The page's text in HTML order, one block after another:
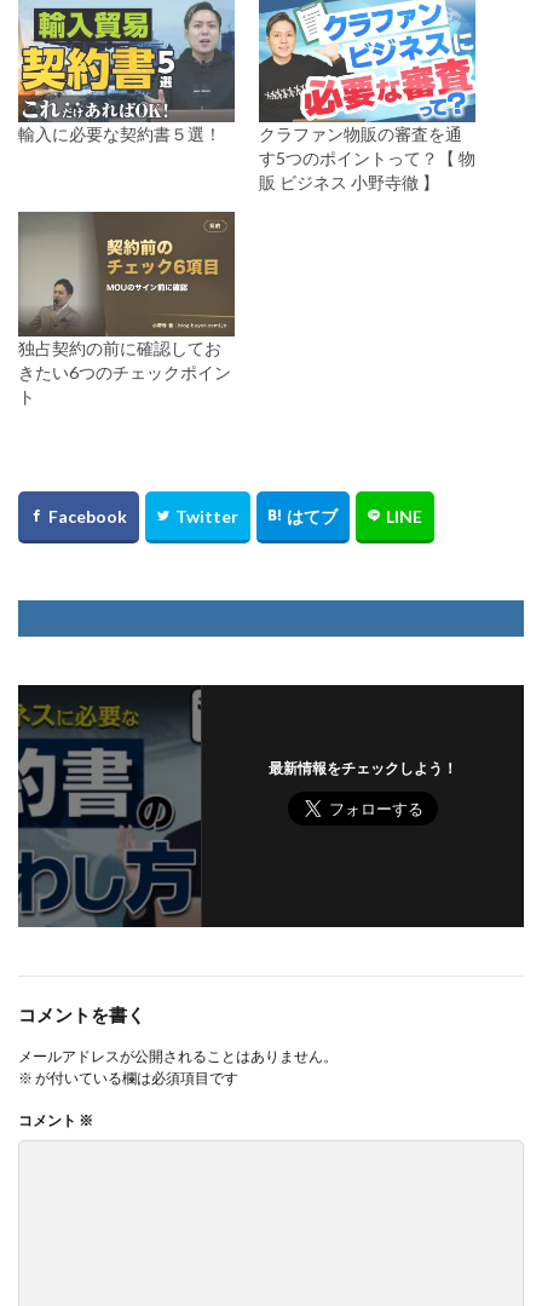
輸入に必要な契約書５選！
クラファン物販の審査を通
す5つのポイントって？【 物
販 ビジネス 小野寺徹 】
独占契約の前に確認してお
きたい6つのチェックポイン
ト
最新情報をチェックしよう！
コメントを書く
メールアドレスが公開されることはありません。
※ が付いている欄は必須項目です
コメント ※